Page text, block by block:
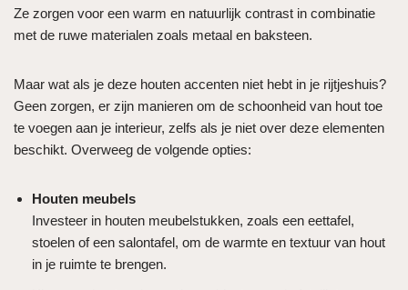
Ze zorgen voor een warm en natuurlijk contrast in combinatie
met de ruwe materialen zoals metaal en baksteen.
Maar wat als je deze houten accenten niet hebt in je rijtjeshuis?
Geen zorgen, er zijn manieren om de schoonheid van hout toe
te voegen aan je interieur, zelfs als je niet over deze elementen
beschikt. Overweeg de volgende opties:
Houten meubels
Investeer in houten meubelstukken, zoals een eettafel,
stoelen of een salontafel, om de warmte en textuur van hout
in je ruimte te brengen.